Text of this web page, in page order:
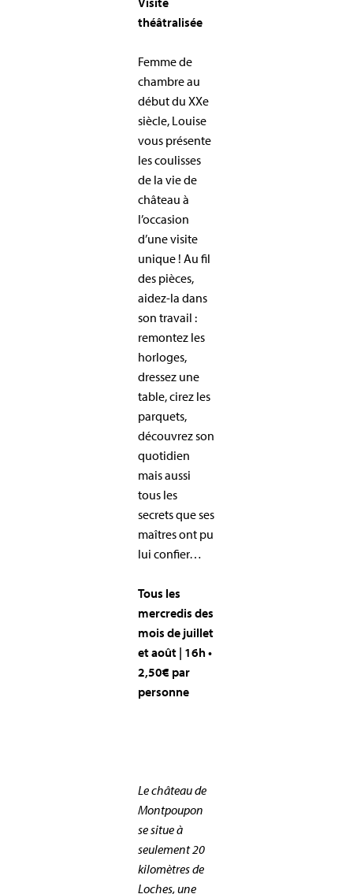
théâtralisée
Femme de
chambre au
début du XXe
siècle, Louise
vous présente
les coulisses
de la vie de
château à
l’occasion
d’une visite
unique ! Au fil
des pièces,
aidez-la dans
son travail :
remontez les
horloges,
dressez une
table, cirez les
parquets,
découvrez son
quotidien
mais aussi
tous les
secrets que ses
maîtres ont pu
lui confier…
Tous les
mercredis des
mois de juillet
et août | 16h •
2,50€ par
personne
Le château de
Montpoupon
se situe à
seulement 20
kilomètres de
Loches, une